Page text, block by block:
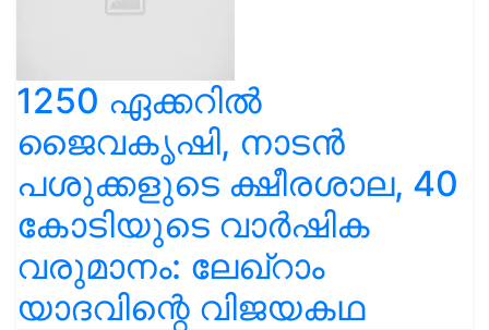
1250 ഏക്കറിൽ
ജൈവകൃഷി, നാടൻ
പശുക്കളുടെ ക്ഷീരശാല, 40
കോടിയുടെ വാർഷിക
വരുമാനം: ലേഖ്‌റാം
യാദവിന്റെ വിജയകഥ